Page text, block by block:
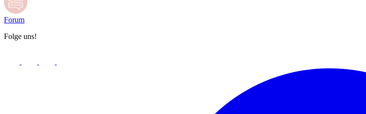
Forum
Folge uns!